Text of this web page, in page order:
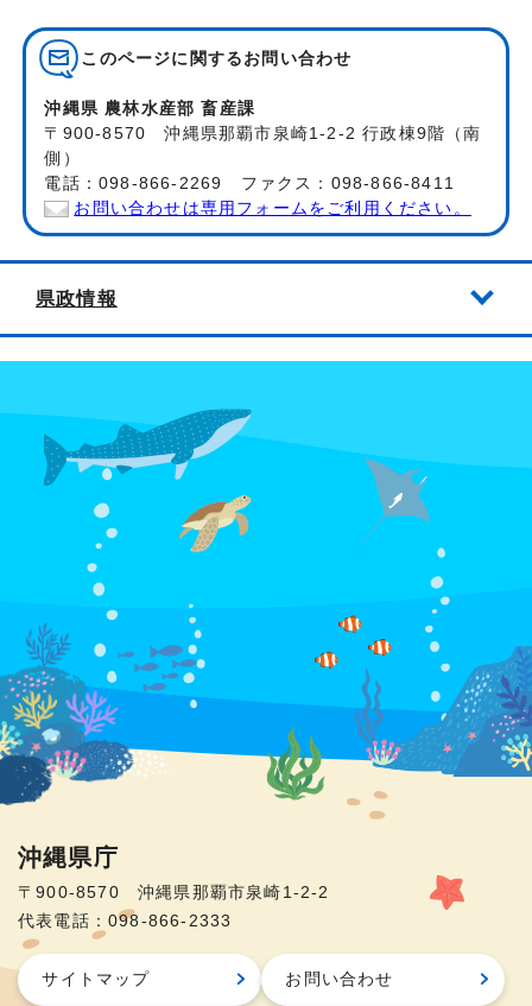
このページに関する お問い合わせ
沖縄県 農林水産部 畜産課
〒900-8570 沖縄県那覇市泉崎1-2-2 行政棟9階（南
側）
電話：098-866-2269 ファクス：098-866-8411
お問い合わせは専用フォームをご利用ください。
県政情報
沖縄県庁
〒900-8570 沖縄県那覇市泉崎1-2-2
代表電話：098-866-2333
サイトマップ お問い合わせ